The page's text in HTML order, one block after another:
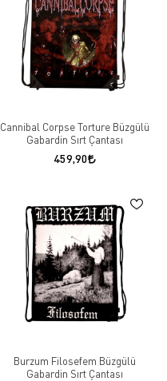
Cannibal Corpse Torture Büzgülü
Gabardin Sırt Çantası
459,90
Burzum Filosefem Büzgülü
Gabardin Sırt Çantası